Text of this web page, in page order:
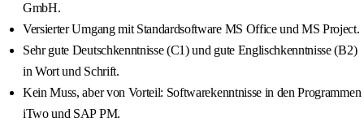
GmbH.
Versierter Umgang mit Standardsoftware MS Office und MS Project.
Sehr gute Deutschkenntnisse (C1) und gute Englischkenntnisse (B2)
in Wort und Schrift.
Kein Muss, aber von Vorteil: Softwarekenntnisse in den Programmen
iTwo und SAP PM.